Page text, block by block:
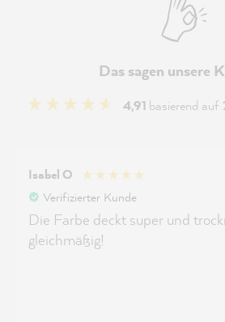
Das sagen unsere
4,91 basierend auf
Isabel O
Verifizierter Kunde
Die Farbe deckt super und
gleichmäßig!